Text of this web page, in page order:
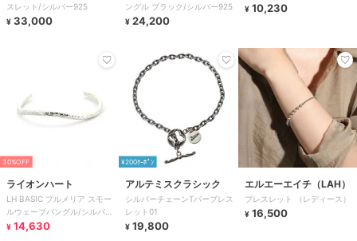
スレット/シルバー925
¥ 33,000
ングル ブラック/シルバー925
¥ 24,200
¥ 10,230
30%OFF
ライオンハート
LH BASIC プルメリア スモー
ルウェーブバングル/シルバー
925
¥ 14,630
¥200ｸｰﾎﾟﾝ
アルテミスクラシック
シルバーチェーンTバーブレス
レット01
¥ 19,800
エルエーエイチ（LAH）
ブレスレット （レディース）
¥ 16,500